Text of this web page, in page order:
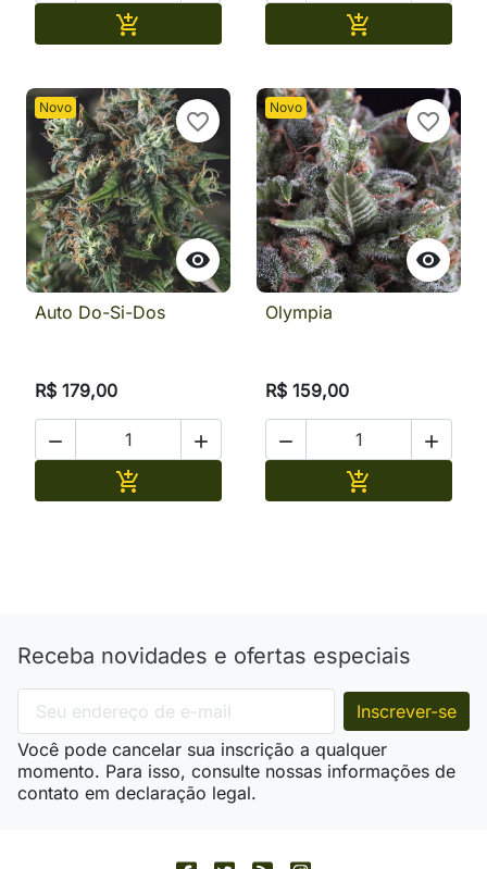
 
Novo

favorite_border
Auto Do-Si-Dos
R$ 179,00
 

Novo

favorite_border
Olympia
R$ 159,00
 

Receba novidades e ofertas especiais
Você pode cancelar sua inscrição a qualquer
momento. Para isso, consulte nossas informações de
contato em declaração legal.